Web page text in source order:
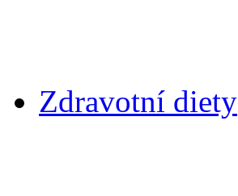
Zdravotní diety